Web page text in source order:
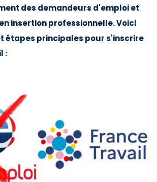
des demandeurs d'emploi et
insertion professionnelle. Voici
étapes principales pour s'inscrire
: